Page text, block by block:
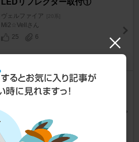
LEDリフレクター取付①
ヴェルファイア [20系]
Mi2☆Vellさん
25
6
クリスタル ハイマウントストッ
プランプの装着①
ヴェルファイア
けんにーさん
11